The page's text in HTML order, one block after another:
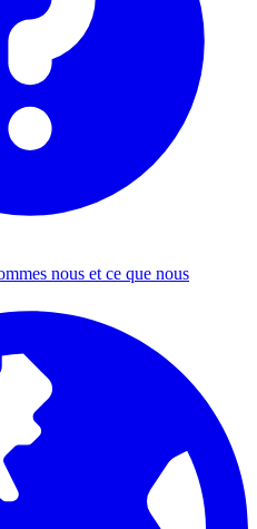
nous et ce que nous